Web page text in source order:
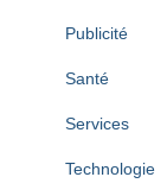
Publicité
Santé
Services
Technologie